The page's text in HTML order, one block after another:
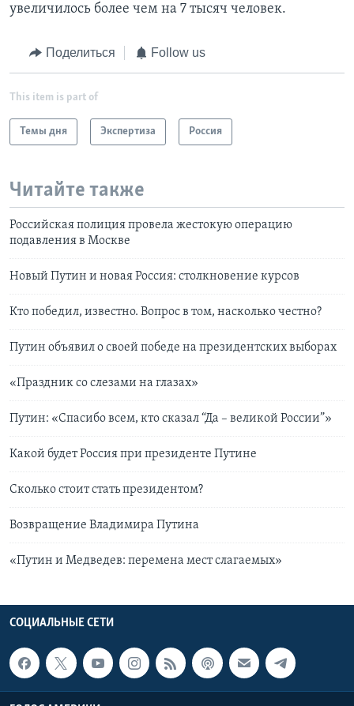
увеличилось более чем на 7 тысяч человек.
Поделиться Follow us
This item is part of
Темы дня Экспертиза Россия
Читайте также
Российская полиция провела жестокую операцию
подавления в Москве
Новый Путин и новая Россия: столкновение курсов
Кто победил, известно. Вопрос в том, насколько честно?
Путин объявил о своей победе на президентских выборах
«Праздник со слезами на глазах»
Путин: «Спасибо всем, кто сказал “Да – великой России”»
Какой будет Россия при президенте Путине
Сколько стоит стать президентом?
Возвращение Владимира Путина
«Путин и Медведев: перемена мест слагаемых»
СОЦИАЛЬНЫЕ СЕТИ